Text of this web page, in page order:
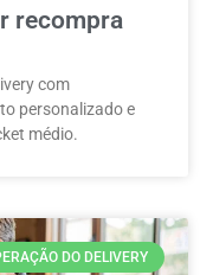
recompra
com
personalizado e
médio.
DO DELIVERY